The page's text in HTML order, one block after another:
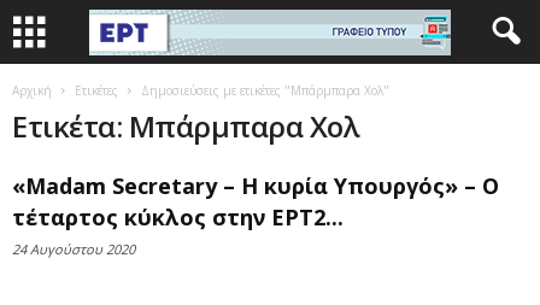
Αρχική Ετικέτες Δημοσιεύσεις με ετικέτες "Μπάρμπαρα Χολ"
Ετικέτα: Μπάρμπαρα Χολ
«Madam Secretary – Η κυρία Υπουργός» – Ο
τέταρτος κύκλος στην ΕΡΤ2...
24 Αυγούστου 2020